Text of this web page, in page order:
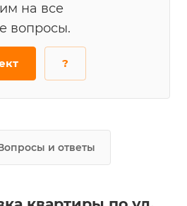
на все
вопросы.
?
и ответы